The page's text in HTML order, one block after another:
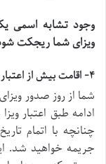
وجود تشابه اسمی
ویزای شما ریجکت
۴- اقامت بیش از اعتبار ویزا در سفرهای قبل
ادامه طبق اعتبار
چنانچه با اتمام
جریمه خواهید شد.